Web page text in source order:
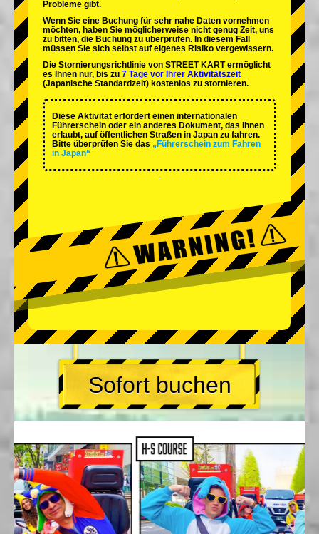
Probleme gibt.
Wenn Sie eine Buchung für sehr nahe Daten vornehmen
möchten, haben Sie möglicherweise nicht genug Zeit, uns
zu bitten, die Buchung zu überprüfen. In diesem Fall
müssen Sie sich selbst auf eigenes Risiko vergewissern.
Die Stornierungsrichtlinie von STREET KART ermöglicht
es Ihnen nur, bis zu 7 Tage vor Ihrer Aktivitätszeit
(Japanische Standardzeit) kostenlos zu stornieren.
Diese Aktivität erfordert einen internationalen
Führerschein oder ein anderes Dokument, das Ihnen
erlaubt, auf öffentlichen Straßen in Japan zu fahren.
Bitte überprüfen Sie das „Führerschein zum Fahren
in Japan“
Sofort buchen